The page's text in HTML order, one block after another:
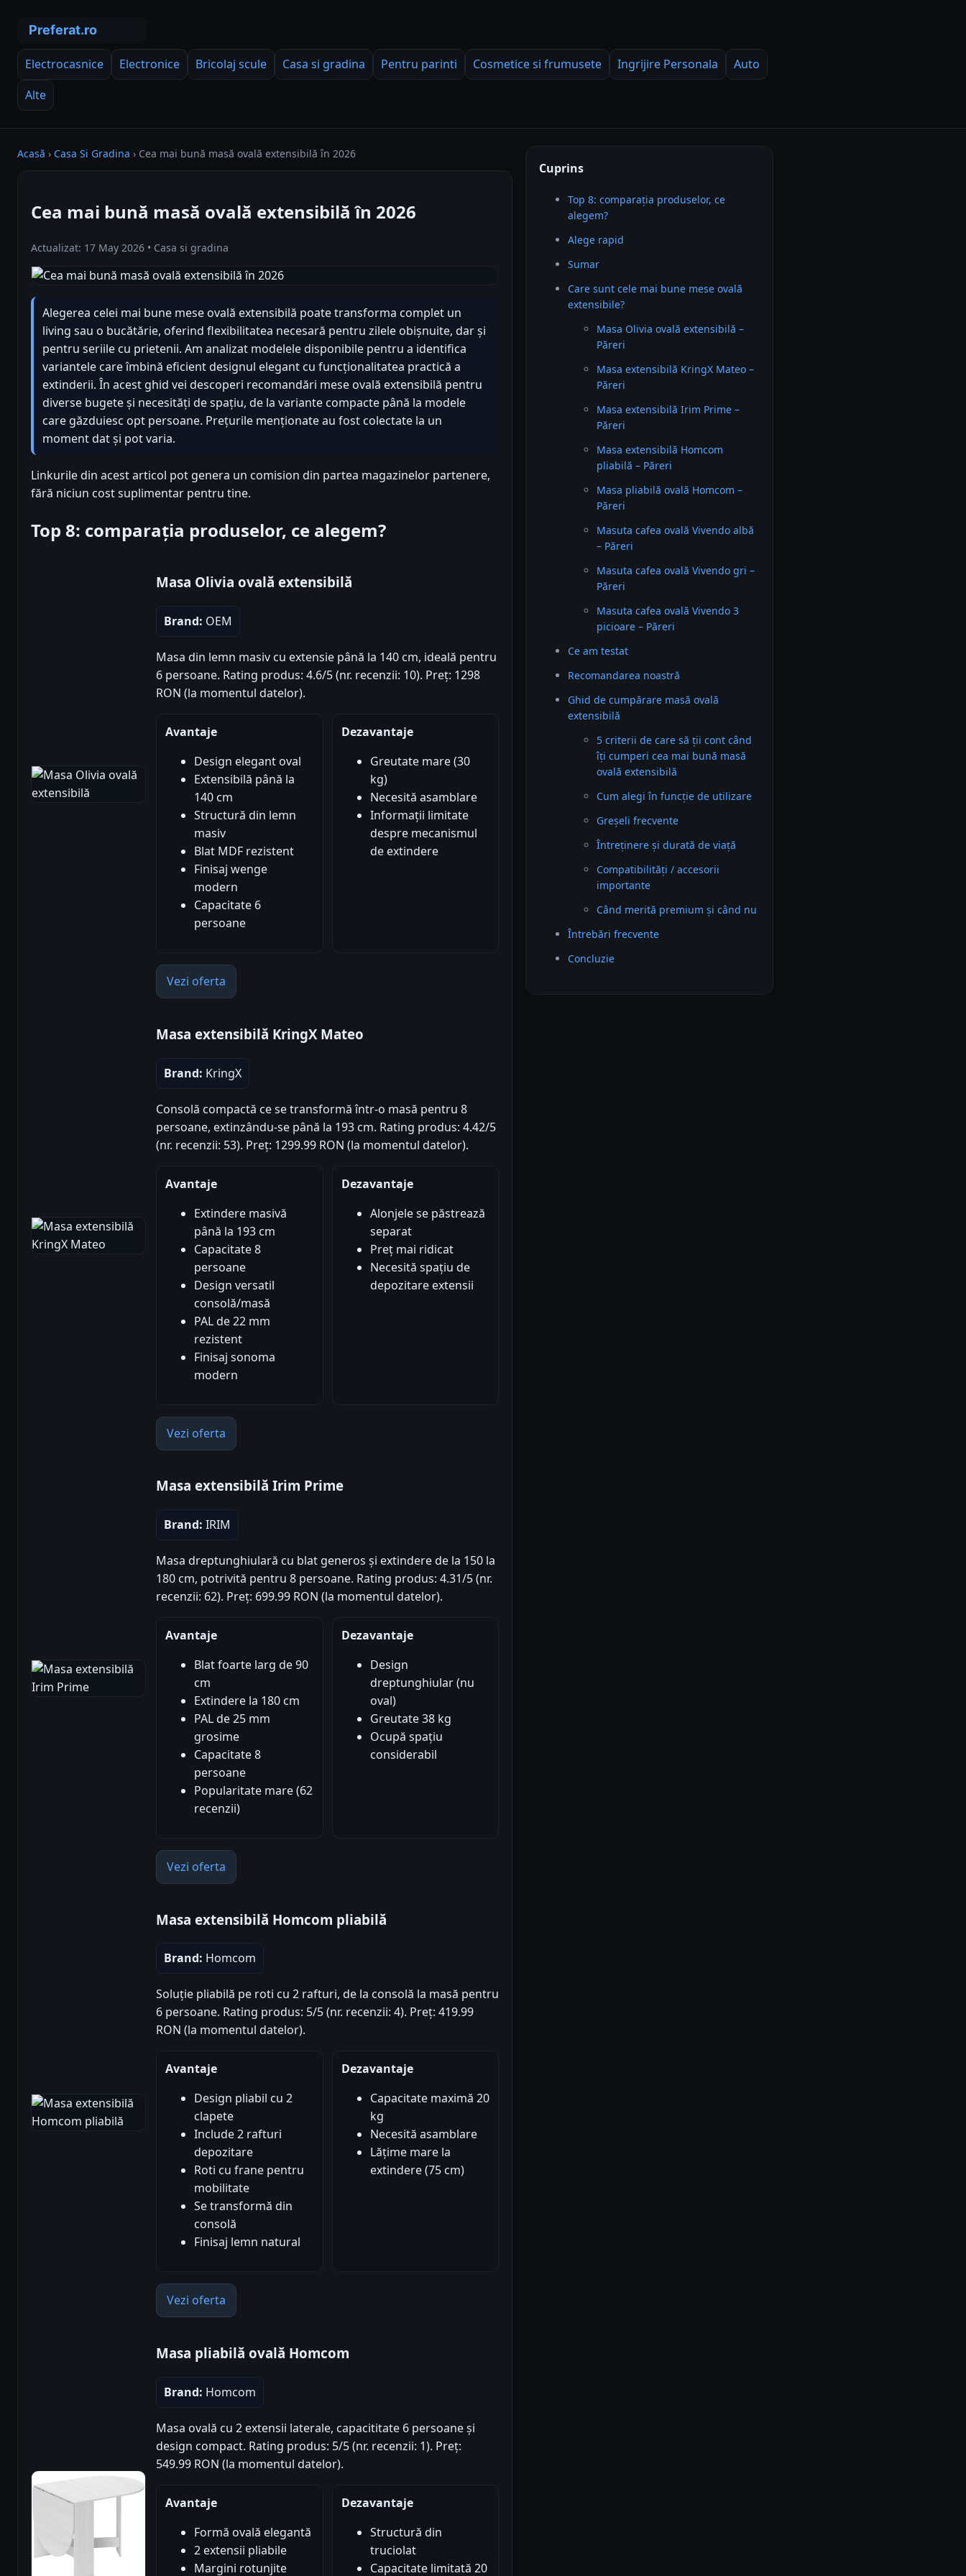
Electrocasnice Electronice Bricolaj scule Casa si gradina Pentru parinti Cosmetice si frumusete Ingrijire Personala
Auto
Alte
Acasă › Casa Si Gradina › Cea mai bună masă ovală extensibilă în 2026
Cea mai bună masă ovală extensibilă în 2026
Actualizat: 17 May 2026 • Casa si gradina
Alegerea celei mai bune mese ovală extensibilă poate transforma complet un
living sau o bucătărie, oferind flexibilitatea necesară pentru zilele obișnuite, dar și
pentru seriile cu prietenii. Am analizat modelele disponibile pentru a identifica
variantele care îmbină eficient designul elegant cu funcționalitatea practică a
extinderii. În acest ghid vei descoperi recomandări mese ovală extensibilă pentru
diverse bugete și necesități de spațiu, de la variante compacte până la modele
care găzduiesc opt persoane. Prețurile menționate au fost colectate la un
moment dat și pot varia.
Linkurile din acest articol pot genera un comision din partea magazinelor partenere,
fără niciun cost suplimentar pentru tine.
Top 8: comparația produselor, ce alegem?
Masa Olivia ovală extensibilă
Brand: OEM
Masa din lemn masiv cu extensie până la 140 cm, ideală pentru
6 persoane. Rating produs: 4.6/5 (nr. recenzii: 10). Preț: 1298
RON (la momentul datelor).
Avantaje
Design elegant oval
Extensibilă până la
140 cm
Structură din lemn
masiv
Blat MDF rezistent
Finisaj wenge
modern
Capacitate 6
persoane
Dezavantaje
Greutate mare (30
kg)
Necesită asamblare
Informații limitate
despre mecanismul
de extindere
Vezi oferta
Masa extensibilă KringX Mateo
Brand: KringX
Consolă compactă ce se transformă într-o masă pentru 8
persoane, extinzându-se până la 193 cm. Rating produs: 4.42/5
(nr. recenzii: 53). Preț: 1299.99 RON (la momentul datelor).
Avantaje
Extindere masivă
până la 193 cm
Capacitate 8
persoane
Design versatil
consolă/masă
PAL de 22 mm
rezistent
Finisaj sonoma
modern
Dezavantaje
Alonjele se păstrează
separat
Preț mai ridicat
Necesită spațiu de
depozitare extensii
Vezi oferta
Masa extensibilă Irim Prime
Brand: IRIM
Masa dreptunghiulară cu blat generos și extindere de la 150 la
180 cm, potrivită pentru 8 persoane. Rating produs: 4.31/5 (nr.
recenzii: 62). Preț: 699.99 RON (la momentul datelor).
Avantaje
Blat foarte larg de 90
cm
Extindere la 180 cm
PAL de 25 mm
grosime
Capacitate 8
persoane
Popularitate mare (62
recenzii)
Dezavantaje
Design
dreptunghiular (nu
oval)
Greutate 38 kg
Ocupă spațiu
considerabil
Vezi oferta
Masa extensibilă Homcom pliabilă
Brand: Homcom
Soluție pliabilă pe roti cu 2 rafturi, de la consolă la masă pentru
6 persoane. Rating produs: 5/5 (nr. recenzii: 4). Preț: 419.99
RON (la momentul datelor).
Avantaje
Design pliabil cu 2
clapete
Include 2 rafturi
depozitare
Roti cu frane pentru
mobilitate
Se transformă din
consolă
Finisaj lemn natural
Dezavantaje
Capacitate maximă 20
kg
Necesită asamblare
Lățime mare la
extindere (75 cm)
Vezi oferta
Masa pliabilă ovală Homcom
Brand: Homcom
Masa ovală cu 2 extensii laterale, capacititate 6 persoane și
design compact. Rating produs: 5/5 (nr. recenzii: 1). Preț:
549.99 RON (la momentul datelor).
Avantaje
Formă ovală elegantă
2 extensii pliabile
Margini rotunjite
Dezavantaje
Structură din
truciolat
Capacitate limitată 20
Cuprins
Top 8: comparația produselor, ce
alegem?
Alege rapid
Sumar
Care sunt cele mai bune mese ovală
extensibile?
Masa Olivia ovală extensibilă –
Păreri
Masa extensibilă KringX Mateo –
Păreri
Masa extensibilă Irim Prime –
Păreri
Masa extensibilă Homcom
pliabilă – Păreri
Masa pliabilă ovală Homcom –
Păreri
Masuta cafea ovală Vivendo albă
– Păreri
Masuta cafea ovală Vivendo gri –
Păreri
Masuta cafea ovală Vivendo 3
picioare – Păreri
Ce am testat
Recomandarea noastră
Ghid de cumpărare masă ovală
extensibilă
5 criterii de care să ții cont când
îți cumperi cea mai bună masă
ovală extensibilă
Cum alegi în funcție de utilizare
Greșeli frecvente
Întreținere și durată de viață
Compatibilități / accesorii
importante
Când merită premium și când nu
Întrebări frecvente
Concluzie